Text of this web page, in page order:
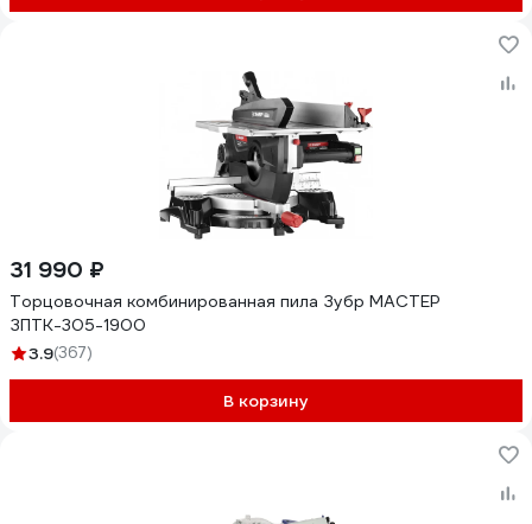
31 990 ₽
Торцовочная комбинированная пила Зубр МАСТЕР
ЗПТК-305-1900
3.9(367)
В корзину